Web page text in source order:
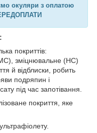
окуляри з оплатою
покриттів:
зміцнювальне (HC)
й відблиски, робить
подряпин і
під час запотівання.
покриття, яке